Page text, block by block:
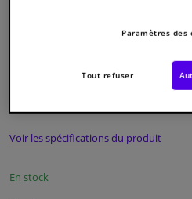
Atelier & outils
Camping-car, moto & vélo
4054224706312
Voir les spécifications du produit
En stock
Paramètres des
Tout refuser